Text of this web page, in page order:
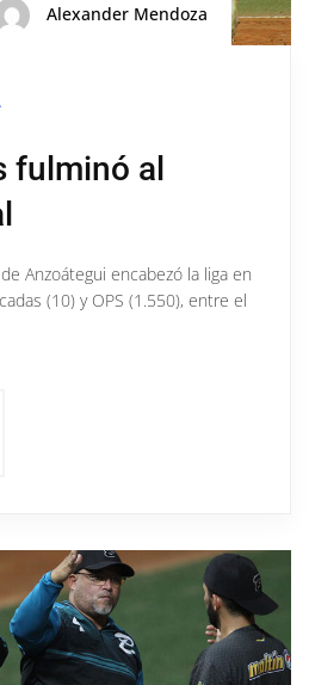
Alexander Mendoza
fulminó al
Anzoátegui encabezó la liga en
(10) y OPS (1.550), entre el